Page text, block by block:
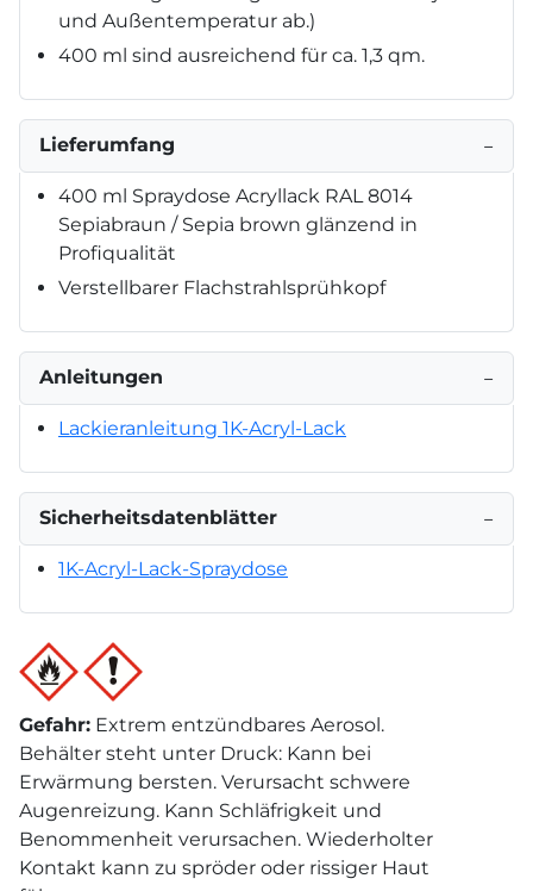
und Außentemperatur ab.)
400 ml sind ausreichend für ca. 1,3 qm.
Lieferumfang −
400 ml Spraydose Acryllack RAL 8014
Sepiabraun / Sepia brown glänzend in
Profiqualität
Verstellbarer Flachstrahlsprühkopf
Anleitungen −
Lackieranleitung 1K-Acryl-Lack
Sicherheitsdatenblätter −
1K-Acryl-Lack-Spraydose
Gefahr: Extrem entzündbares Aerosol.
Behälter steht unter Druck: Kann bei
Erwärmung bersten. Verursacht schwere
Augenreizung. Kann Schläfrigkeit und
Benommenheit verursachen. Wiederholter
Kontakt kann zu spröder oder rissiger Haut